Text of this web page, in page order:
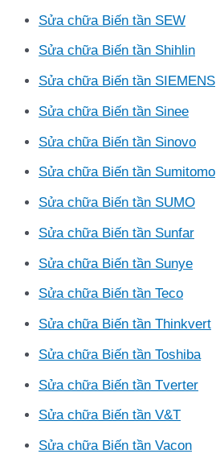
Sửa chữa Biến tần SEW
Sửa chữa Biến tần Shihlin
Sửa chữa Biến tần SIEMENS
Sửa chữa Biến tần Sinee
Sửa chữa Biến tần Sinovo
Sửa chữa Biến tần Sumitomo
Sửa chữa Biến tần SUMO
Sửa chữa Biến tần Sunfar
Sửa chữa Biến tần Sunye
Sửa chữa Biến tần Teco
Sửa chữa Biến tần Thinkvert
Sửa chữa Biến tần Toshiba
Sửa chữa Biến tần Tverter
Sửa chữa Biến tần V&T
Sửa chữa Biến tần Vacon